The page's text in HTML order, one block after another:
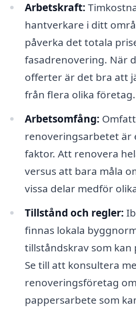
Arbetskraft:
hantverkare i ditt
påverka det totala
fasadrenovering. När
offerter är det bra att
från flera olika företag.
Arbetsomfång:
renoveringsarbetet är
faktor. Att renovera
versus att bara måla
vissa delar medför
Tillstånd och regler:
finnas lokala
tillståndskrav som kan
Se till att konsultera
renoveringsföretag
pappersarbete som